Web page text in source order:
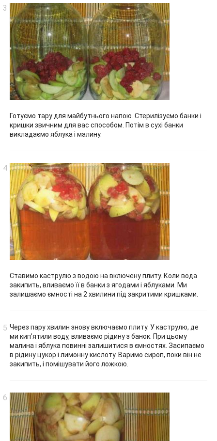
Готуємо тару для майбутнього напою. Стерилізуємо банки і
кришки звичним для вас способом. Потім в сухі банки
викладаємо яблука і малину.
Ставимо каструлю з водою на включену плиту. Коли вода
закипить, вливаємо її в банки з ягодами і яблуками. Ми
залишаємо ємності на 2 хвилини під закритими кришками.
Через пару хвилин знову включаємо плиту. У каструлю, де
ми кип’ятили воду, вливаємо рідину з банок. При цьому
малина і яблука повинні залишитися в ємностях. Засипаємо
в рідину цукор і лимонну кислоту. Варимо сироп, поки він не
закипить, і помішувати його ложкою.